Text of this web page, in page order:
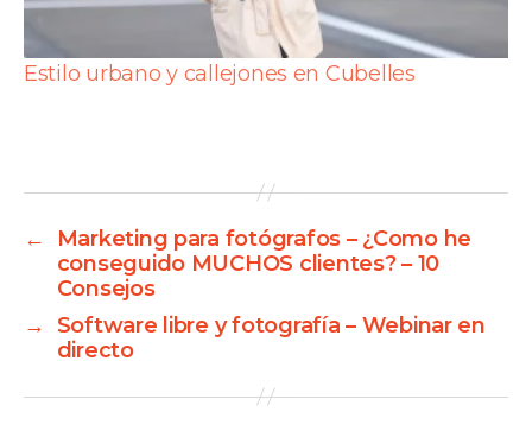
Estilo urbano y callejones en Cubelles
←
Marketing para fotógrafos – ¿Como he
conseguido MUCHOS clientes? – 10
Consejos
→ Software libre y fotografía – Webinar en
directo